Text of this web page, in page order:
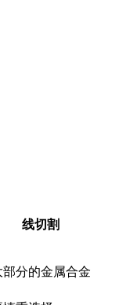
线切割
分的金属合金